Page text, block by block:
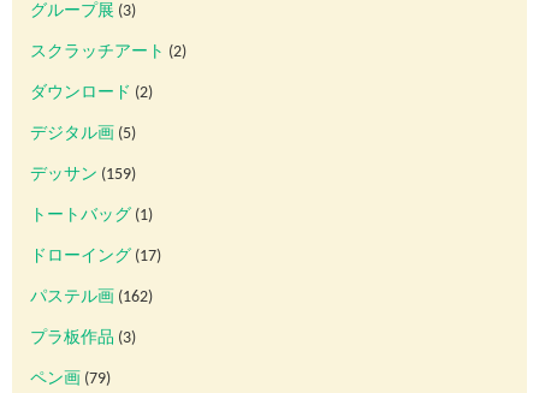
グループ展 (3)
スクラッチアート (2)
ダウンロード (2)
デジタル画 (5)
デッサン (159)
トートバッグ (1)
ドローイング (17)
パステル画 (162)
プラ板作品 (3)
ペン画 (79)